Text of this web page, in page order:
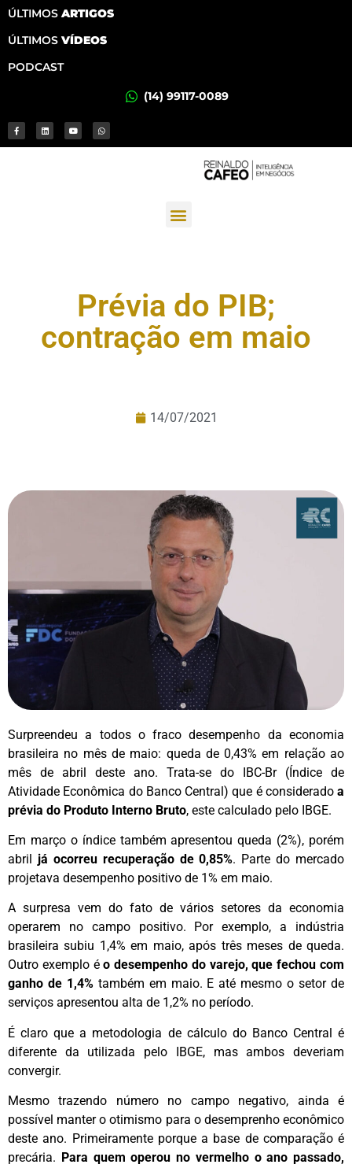
ÚLTIMOS ARTIGOS
ÚLTIMOS VÍDEOS
PODCAST
(14) 99117-0089
Prévia do PIB;
contração em maio
14/07/2021
Surpreendeu a todos o fraco desempenho da economia
brasileira no mês de maio: queda de 0,43% em relação ao
mês de abril deste ano. Trata-se do IBC-Br (Índice de
Atividade Econômica do Banco Central) que é considerado a
prévia do Produto Interno Bruto, este calculado pelo IBGE.
Em março o índice também apresentou queda (2%), porém
abril já ocorreu recuperação de 0,85%. Parte do mercado
projetava desempenho positivo de 1% em maio.
A surpresa vem do fato de vários setores da economia
operarem no campo positivo. Por exemplo, a indústria
brasileira subiu 1,4% em maio, após três meses de queda.
Outro exemplo éo desempenho do varejo, que fechou com
ganho de 1,4%também em maio. E até mesmo o setor de
serviços apresentou alta de 1,2% no período.
É claro que a metodologia de cálculo do Banco Central é
diferente da utilizada pelo IBGE, mas ambos deveriam
convergir.
Mesmo trazendo número no campo negativo, ainda é
possível manter o otimismo para o desemprenho econômico
deste ano. Primeiramente porque a base de comparação é
precária. Para quem operou no vermelho o ano passado,